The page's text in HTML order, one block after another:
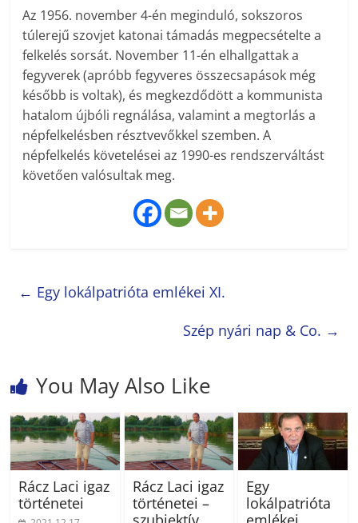
Az 1956. november 4-én meginduló, sokszoros
túlerejű szovjet katonai támadás megpecsételte a
felkelés sorsát. November 11-én elhallgattak a
fegyverek (apróbb fegyveres összecsapások még
később is voltak), és megkezdődött a kommunista
hatalom újbóli regnálása, valamint a megtorlás a
népfelkelésben résztvevőkkel szemben. A
népfelkelés követelései az 1990-es rendszerváltást
követően valósultak meg.
← Egy lokálpatrióta emlékei XI.
Szép nyári nap & Co. →
You May Also Like
Rácz Laci igaz
történetei
Rácz Laci igaz
történetei –
Egy
lokálpatrióta